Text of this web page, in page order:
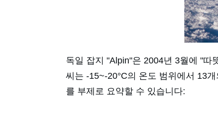
독일 잡지 "Alpin"은 2004년 3월에 "따
씨는 -15~-20°C의 온도 범위에서 13
를 부제로 요약할 수 있습니다: